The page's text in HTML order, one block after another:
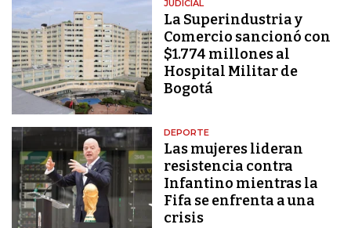
JUDICIAL
La Superindustria y
Comercio sancionó con
$1.774 millones al
Hospital Militar de
Bogotá
DEPORTE
Las mujeres lideran
resistencia contra
Infantino mientras la
Fifa se enfrenta a una
crisis